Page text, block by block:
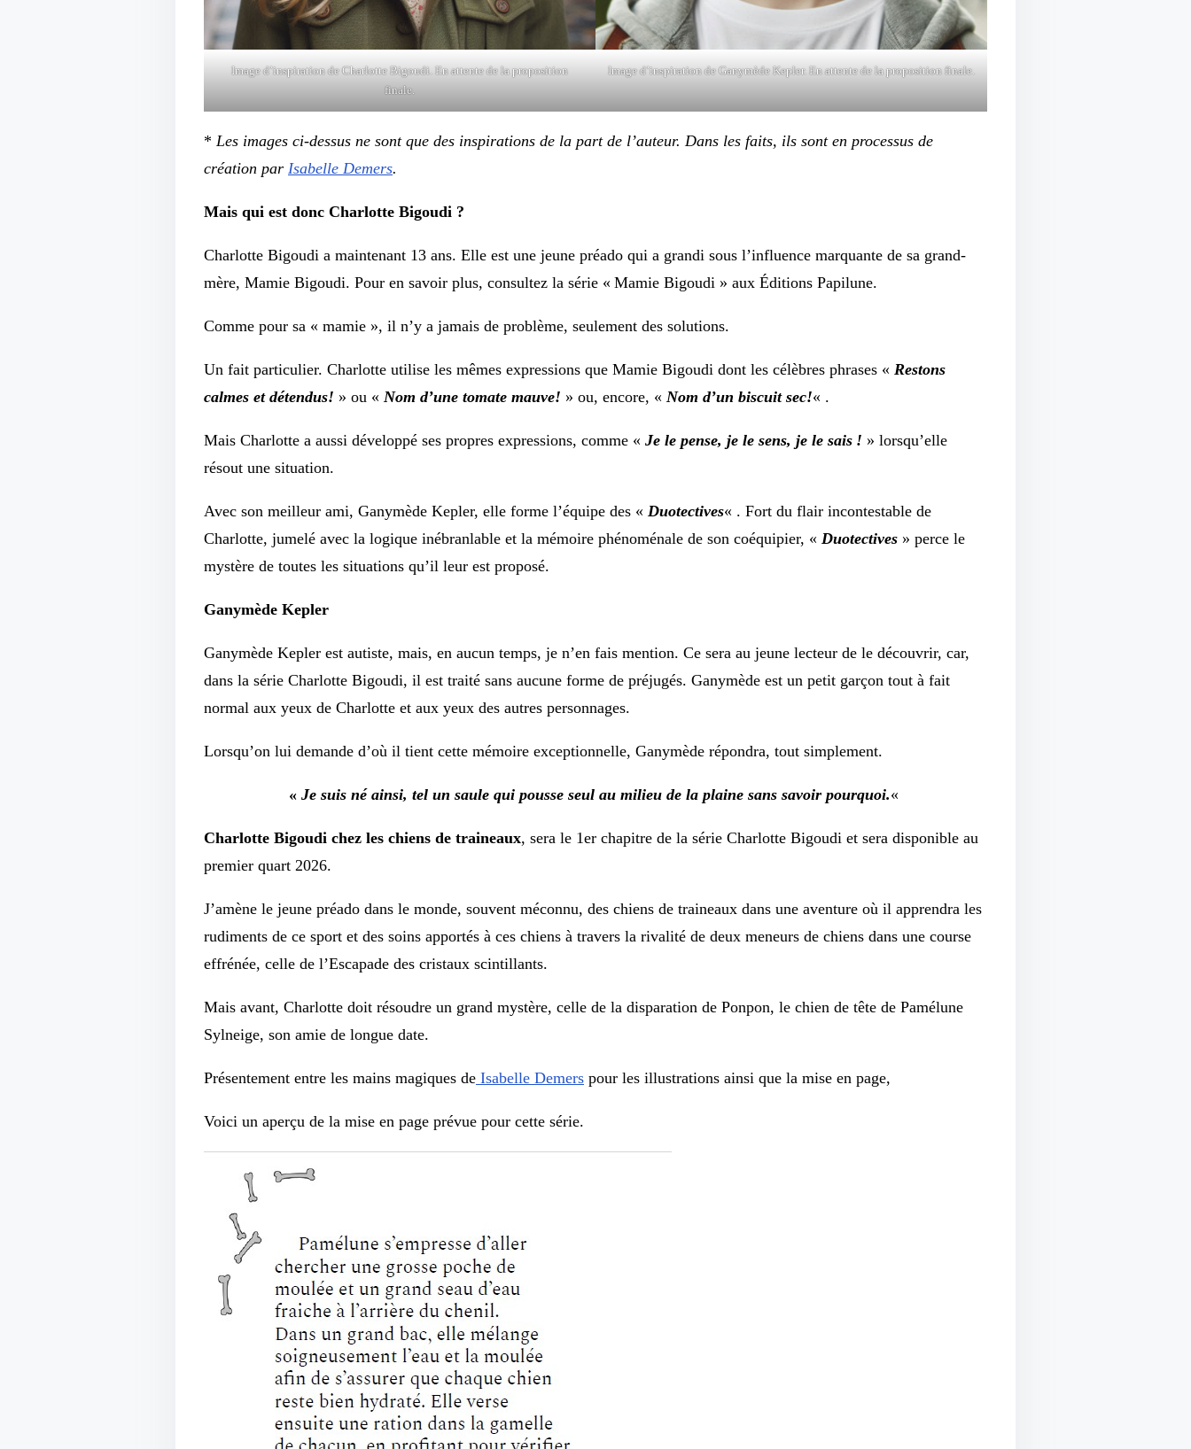
Image d’inspiration de Charlotte Bigoudi. En attente de la proposition
finale.
Image d’inspiration de Ganymède Kepler. En attente de la proposition finale.
* Les images ci-dessus ne sont que des inspirations de la part de l’auteur. Dans les faits, ils sont en processus de
création par Isabelle Demers.
Mais qui est donc Charlotte Bigoudi ?
Charlotte Bigoudi a maintenant 13 ans. Elle est une jeune préado qui a grandi sous l’influence marquante de sa grand-
mère, Mamie Bigoudi. Pour en savoir plus, consultez la série « Mamie Bigoudi » aux Éditions Papilune.
Comme pour sa « mamie », il n’y a jamais de problème, seulement des solutions.
Un fait particulier. Charlotte utilise les mêmes expressions que Mamie Bigoudi dont les célèbres phrases « Restons
calmes et détendus! » ou « Nom d’une tomate mauve! » ou, encore, « Nom d’un biscuit sec!« .
Mais Charlotte a aussi développé ses propres expressions, comme « Je le pense, je le sens, je le sais ! » lorsqu’elle
résout une situation.
Avec son meilleur ami, Ganymède Kepler, elle forme l’équipe des « Duotectives« . Fort du flair incontestable de
Charlotte, jumelé avec la logique inébranlable et la mémoire phénoménale de son coéquipier, « Duotectives » perce le
mystère de toutes les situations qu’il leur est proposé.
Ganymède Kepler
Ganymède Kepler est autiste, mais, en aucun temps, je n’en fais mention. Ce sera au jeune lecteur de le découvrir, car,
dans la série Charlotte Bigoudi, il est traité sans aucune forme de préjugés. Ganymède est un petit garçon tout à fait
normal aux yeux de Charlotte et aux yeux des autres personnages.
Lorsqu’on lui demande d’où il tient cette mémoire exceptionnelle, Ganymède répondra, tout simplement.
« Je suis né ainsi, tel un saule qui pousse seul au milieu de la plaine sans savoir pourquoi.«
Charlotte Bigoudi chez les chiens de traineaux, sera le 1er chapitre de la série Charlotte Bigoudi et sera disponible au
premier quart 2026.
J’amène le jeune préado dans le monde, souvent méconnu, des chiens de traineaux dans une aventure où il apprendra les
rudiments de ce sport et des soins apportés à ces chiens à travers la rivalité de deux meneurs de chiens dans une course
effrénée, celle de l’Escapade des cristaux scintillants.
Mais avant, Charlotte doit résoudre un grand mystère, celle de la disparation de Ponpon, le chien de tête de Pamélune
Sylneige, son amie de longue date.
Présentement entre les mains magiques de Isabelle Demers pour les illustrations ainsi que la mise en page,
Voici un aperçu de la mise en page prévue pour cette série.